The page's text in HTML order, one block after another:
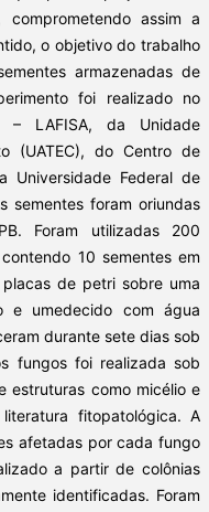
assim a
o objetivo do trabalho
armazenadas de
foi realizado no
– LAFISA, da Unidade
(UATEC), do Centro de
Universidade Federal de
sementes foram oriundas
Foram utilizadas 200
10 sementes em
de petri sobre uma
e umedecido com água
durante sete dias sob
fungos foi realizada sob
estruturas como micélio e
fitopatológica. A
afetadas por cada fungo
a partir de colônias
identificadas. Foram